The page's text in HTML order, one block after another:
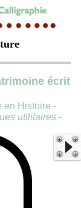
écrit
en Histoire -
utilitaires -